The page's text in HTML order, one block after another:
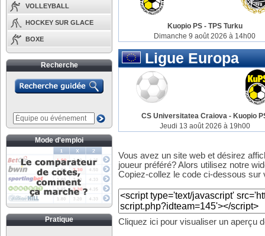
VOLLEYBALL
HOCKEY SUR GLACE
BOXE
Recherche
Mode d'emploi
Pratique
Kuopio PS- TPS Turku
Dimanche 9 août 2026 à 14h00
Ligue Europa
CS Universitatea Craiova - Kuopio
Jeudi 13 août 2026 à 19h00
Vous avez un site web et désirez
joueur préféré? Alors utilisez notre
Copiez-collez le code ci-dessous
Cliquez ici pour visualiser un aperçu